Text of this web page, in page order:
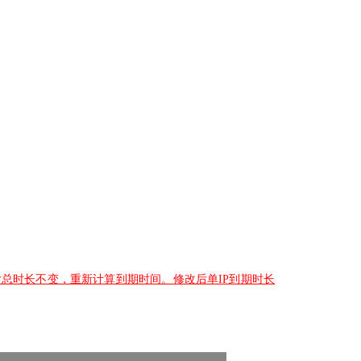
时长不变，重新计算到期时间。修改后单IP到期时长